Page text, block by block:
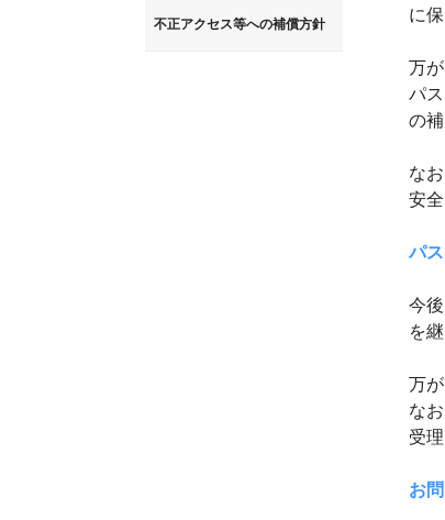
不正アクセス等への補償方針
に
万
パ
の
な
安
パ
今
を
万
な
受
お